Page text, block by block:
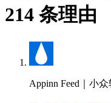
214 条理由
Appinn Feed｜小